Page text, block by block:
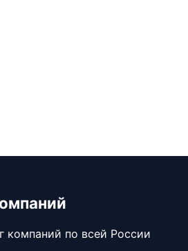
компаний по всей России